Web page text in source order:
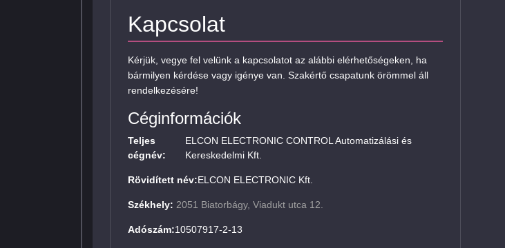
Kapcsolat
Kérjük, vegye fel velünk a kapcsolatot az alábbi elérhetőségeken, ha
bármilyen kérdése vagy igénye van. Szakértő csapatunk örömmel áll
rendelkezésére!
Céginformációk
Teljes
cégnév:
ELCON ELECTRONIC CONTROL Automatizálási és
Kereskedelmi Kft.
Rövidített név:ELCON ELECTRONIC Kft.
Székhely: 2051 Biatorbágy, Viadukt utca 12.
Adószám:10507917-2-13